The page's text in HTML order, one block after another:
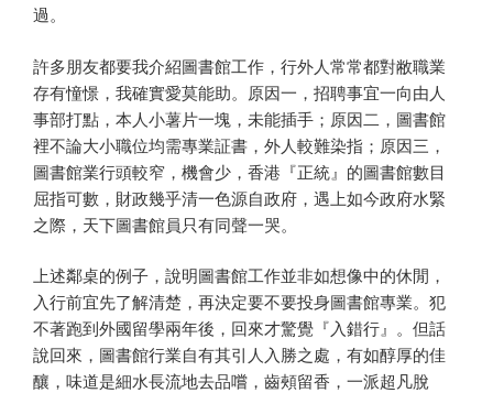
過。
許多朋友都要我介紹圖書館工作，行外人常常都對敝職業
存有憧憬，我確實愛莫能助。原因一，招聘事宜一向由人
事部打點，本人小薯片一塊，未能插手；原因二，圖書館
裡不論大小職位均需專業証書，外人較難染指；原因三，
圖書館業行頭較窄，機會少，香港『正統』的圖書館數目
屈指可數，財政幾乎清一色源自政府，遇上如今政府水緊
之際，天下圖書館員只有同聲一哭。
上述鄰桌的例子，說明圖書館工作並非如想像中的休閒，
入行前宜先了解清楚，再決定要不要投身圖書館專業。犯
不著跑到外國留學兩年後，回來才驚覺『入錯行』。但話
說回來，圖書館行業自有其引人入勝之處，有如醇厚的佳
釀，味道是細水長流地去品嚐，齒頰留香，一派超凡脫